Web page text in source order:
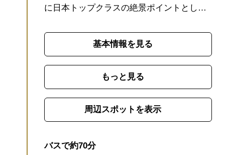
に日本トップクラスの絶景ポイントとして
無料で渡れる一般道としては日本屈指の長
さです。（1,780ｍ）青く美しい海を眺め、
しむのもおすすめです。特に夏の晴れた日
は海の青と道路の白、島の緑のコントラス
トが美しく、まさに絶好のフォトスポット
▼混雑・渋滞時のルートについて
方面へお帰りの車で混雑が予想されます。
基本情報を見る
もっと見る
周辺スポットを表示
バスで約70分